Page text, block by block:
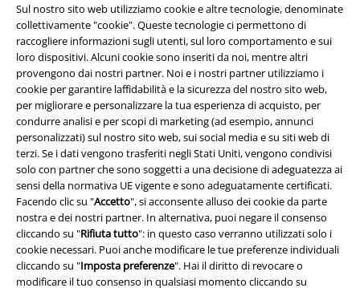
Sul nostro sito web utilizziamo cookie e altre tecnologie, denominate
collettivamente "cookie". Queste tecnologie ci permettono di
raccogliere informazioni sugli utenti, sul loro comportamento e sui
loro dispositivi. Alcuni cookie sono inseriti da noi, mentre altri
provengono dai nostri partner. Noi e i nostri partner utilizziamo i
cookie per garantire laffidabilità e la sicurezza del nostro sito web,
per migliorare e personalizzare la tua esperienza di acquisto, per
condurre analisi e per scopi di marketing (ad esempio, annunci
personalizzati) sul nostro sito web, sui social media e su siti web di
terzi. Se i dati vengono trasferiti negli Stati Uniti, vengono condivisi
solo con partner che sono soggetti a una decisione di adeguatezza ai
sensi della normativa UE vigente e sono adeguatamente certificati.
Facendo clic su "Accetto", si acconsente alluso dei cookie da parte
nostra e dei nostri partner. In alternativa, puoi negare il consenso
cliccando su "Rifiuta tutto": in questo caso verranno utilizzati solo i
cookie necessari. Puoi anche modificare le tue preferenze individuali
cliccando su "Imposta preferenze". Hai il diritto di revocare o
modificare il tuo consenso in qualsiasi momento cliccando su
Info legali
Termini & Condizioni
Redazione
Legge sulla Privacy
Smaltimento rifiuti e protezione dell’ambiente
Dichiarazione di Conformità